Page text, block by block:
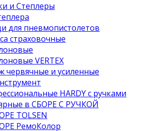
и Степлеры
для пневмопистолетов
страховочные
VERTEX
червячные и усиленные
HARDY с ручками
в СБОРЕ С РУЧКОЙ
TOLSEN
РемоКолор